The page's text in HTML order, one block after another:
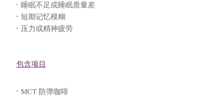
睡眠不足或睡眠质量差
短期记忆模糊
压力或精神疲劳
包含项目
MCT 防弹咖啡